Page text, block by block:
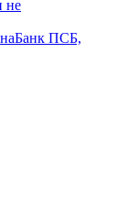
не
Банк ПСБ,